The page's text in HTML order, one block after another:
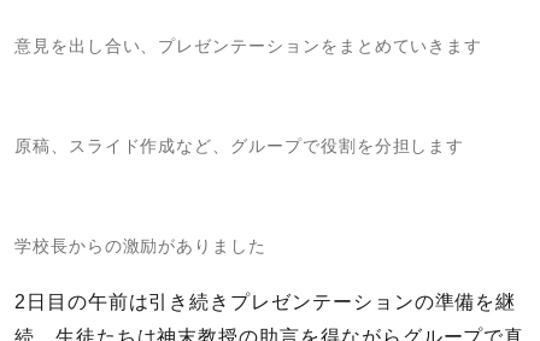
意見を出し合い、プレゼンテーションをまとめていきます
原稿、スライド作成など、グループで役割を分担します
学校長からの激励がありました
2日目の午前は引き続きプレゼンテーションの準備を継
続。生徒たちは神末教授の助言を得ながらグループで真